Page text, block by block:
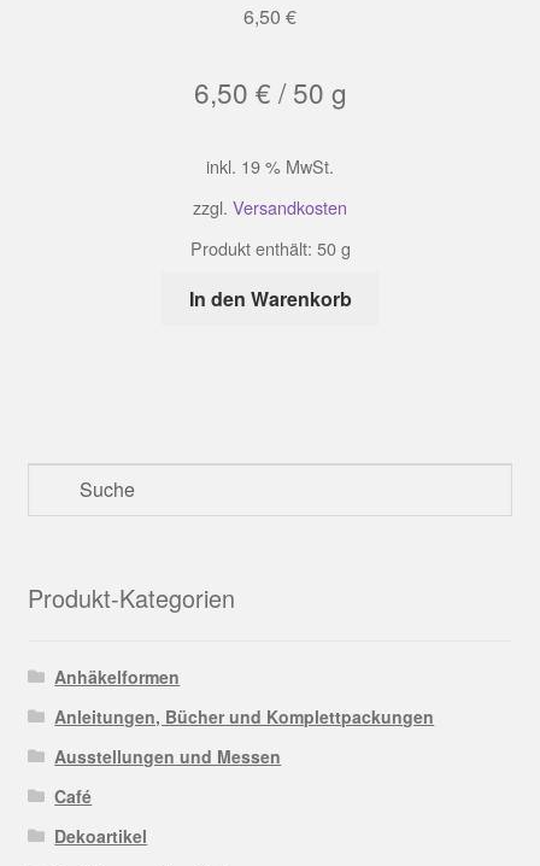
6,50 €
6,50 € /50 g
inkl. 19 % MwSt.
zzgl. Versandkosten
Produkt enthält: 50g
In den Warenkorb
Produkt-Kategorien
Anhäkelformen
Anleitungen, Bücher und Komplettpackungen
Ausstellungen und Messen
Café
Dekoartikel